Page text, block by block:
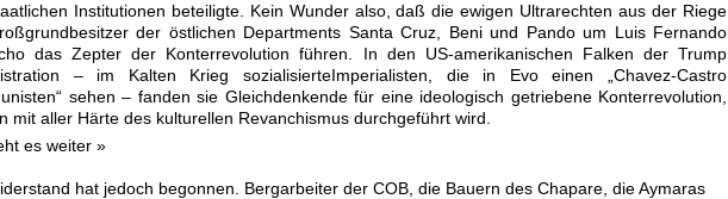
Institutionen beteiligte. Kein Wunder also, daß die ewigen Ultrarechten aus der Riege
der östlichen Departments Santa Cruz, Beni und Pando um Luis Fernando
das Zepter der Konterrevolution führen. In den US-amerikanischen Falken der Trump
– im Kalten Krieg sozialisierteImperialisten, die in Evo einen „Chavez-Castro
sehen – fanden sie Gleichdenkende für eine ideologisch getriebene Konterrevolution,
mit aller Härte des kulturellen Revanchismus durchgeführt wird.
es weiter »
hat jedoch begonnen. Bergarbeiter der COB, die Bauern des Chapare, die Aymaras